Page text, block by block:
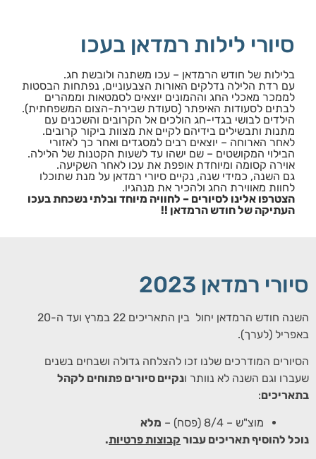
סיורי לילות רמדאן בעכו
בלילות של חודש הרמדאן – עכו משתנה ולובשת חג.
עם רדת הלילה נדלקים האורות הצבעוניים, נפתחות הבסטות
לממכר מאכלי החג וההמונים יוצאים לסמטאות וממהרים
לבתים לסעודות האיפתר (סעודת שבירת-הצום המשפחתית).
הילדים לבושי בגדי-חג הולכים אל הקרובים והשכנים עם
מתנות ותבשילים בידיהם לקיים את מצוות ביקור קרובים.
לאחר הארוחה – יוצאים רבים למסגדים ואחר כך לאזורי
הבילוי המקושטים – שם ישהו עד לשעות הקטנות של הלילה.
אוירה קסומה ומיוחדת אופפת את עכו לאחר השקיעה.
גם השנה, כמידי שנה, נקיים סיורי רמדאן על מנת שתוכלו
לחוות מאווירת החג ולהכיר את מנהגיו.
הצטרפו אלינו לסיורים – לחוויה מיוחד ובלתי נשכחת בעכו
העתיקה של חודש הרמדאן !!
סיורי רמדאן 2023
השנה חודש הרמדאן יחול בין התאריכים 22 במרץ ועד ה-20
באפריל (לערך).
הסיורים המודרכים שלנו זכו להצלחה גדולה ושבחים בשנים
שעברו וגם השנה לא נוותר ונקיים סיורים פתוחים לקהל
בתאריכים:
מוצ"ש – 8/4 (פסח) –
מלא
נוכל להוסיף תאריכים עבור קבוצות פרטיות.